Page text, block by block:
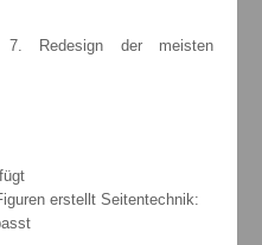
Redesign der meisten
erstellt Seitentechnik: